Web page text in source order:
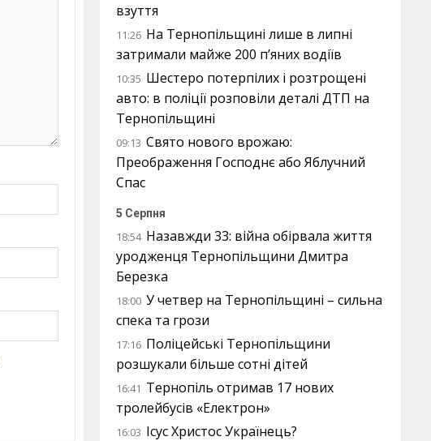
взуття
11:26 На Тернопільщині лише в липні
затримали майже 200 п’яних водіїв
10:35 Шестеро потерпілих і розтрощені
авто: в поліції розповіли деталі ДТП на
Тернопільщині
09:13 Свято нового врожаю:
Преображення Господнє або Яблучний
Спас
5 Серпня
18:54 Назавжди 33: війна обірвала життя
уродженця Тернопільщини Дмитра
Березка
18:00 У четвер на Тернопільщині – сильна
спека та грози
17:16 Поліцейські Тернопільщини
розшукали більше сотні дітей
16:41 Тернопіль отримав 17 нових
тролейбусів «Електрон»
16:03 Ісус Христос Українець?